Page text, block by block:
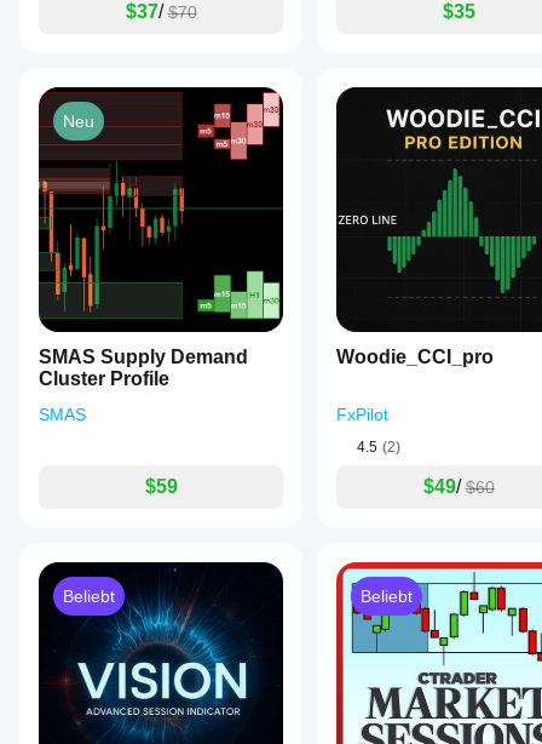
$37/ $70 $35
Neu
SMAS Supply Demand
Cluster Profile
SMAS
$59
Woodie_CCI_pro
FxPilot
4.5 (2)
$49/ $60
Beliebt Beliebt